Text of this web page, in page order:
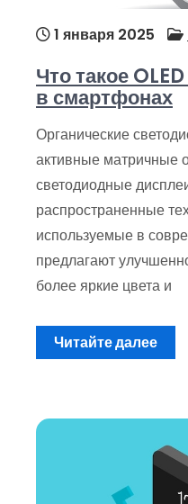
1 января 2025
Что такое
в смартфонах
Органические
активные матричные
светодиодные
распространенные
используемые в
предлагают
более яркие цвета и
Читайте далее